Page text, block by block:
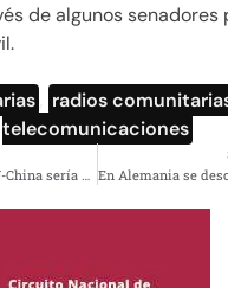
de algunos senadores
radios
telecomunicaciones